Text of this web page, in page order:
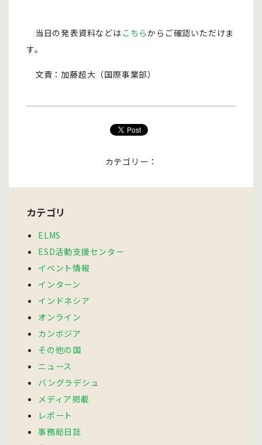
当日の発表資料などはこちらからご確認いただけま
す。
文責：加藤超大（国際事業部）
カテゴリー：
カテゴリ
ELMS
ESD活動支援センター
イベント情報
インターン
インドネシア
オンライン
カンボジア
その他の国
ニュース
バングラデシュ
メディア掲載
レポート
事務局日誌